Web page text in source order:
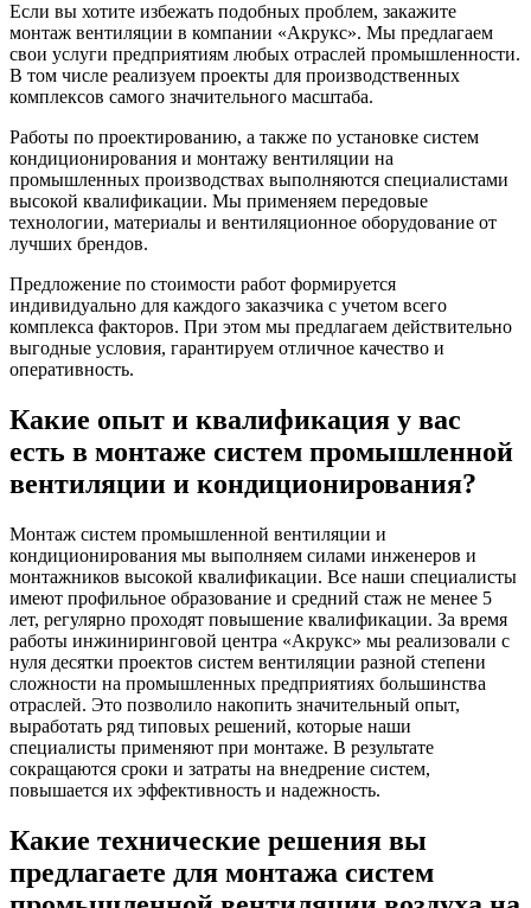
Если вы хотите избежать подобных проблем, закажите
монтаж вентиляции в компании «Акрукс». Мы предлагаем
свои услуги предприятиям любых отраслей промышленности.
В том числе реализуем проекты для производственных
комплексов самого значительного масштаба.
Работы по проектированию, а также по установке систем
кондиционирования и монтажу вентиляции на
промышленных производствах выполняются специалистами
высокой квалификации. Мы применяем передовые
технологии, материалы и вентиляционное оборудование от
лучших брендов.
Предложение по стоимости работ формируется
индивидуально для каждого заказчика с учетом всего
комплекса факторов. При этом мы предлагаем действительно
выгодные условия, гарантируем отличное качество и
оперативность.
Какие опыт и квалификация у вас
есть в монтаже систем промышленной
вентиляции и кондиционирования?
Монтаж систем промышленной вентиляции и
кондиционирования мы выполняем силами инженеров и
монтажников высокой квалификации. Все наши специалисты
имеют профильное образование и средний стаж не менее 5
лет, регулярно проходят повышение квалификации. За время
работы инжиниринговой центра «Акрукс» мы реализовали с
нуля десятки проектов систем вентиляции разной степени
сложности на промышленных предприятиях большинства
отраслей. Это позволило накопить значительный опыт,
выработать ряд типовых решений, которые наши
специалисты применяют при монтаже. В результате
сокращаются сроки и затраты на внедрение систем,
повышается их эффективность и надежность.
Какие технические решения вы
предлагаете для монтажа систем